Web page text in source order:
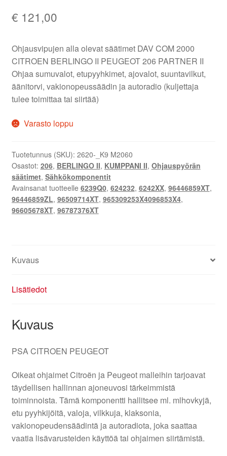
€ 121,00
Ohjausvipujen alla olevat säätimet DAV COM 2000
CITROEN BERLINGO II PEUGEOT 206 PARTNER II
Ohjaa sumuvalot, etupyyhkimet, ajovalot, suuntavilkut,
äänitorvi, vakionopeussäädin ja autoradio (kuljettaja
tulee toimittaa tai siirtää)
Varasto loppu
Tuotetunnus (SKU): 2620-_K9 M2060
Osastot: 206, BERLINGO II, KUMPPANI II, Ohjauspyörän
säätimet, Sähkökomponentit
Avainsanat tuotteelle 6239Q0, 624232, 6242XX, 96446859XT,
96446859ZL, 96509714XT, 965309253X4096853X4,
96605678XT, 96787376XT
Kuvaus
Lisätiedot
Kuvaus
PSA CITROEN PEUGEOT
Oikeat ohjaimet Citroën ja Peugeot malleihin tarjoavat
täydellisen hallinnan ajoneuvosi tärkeimmistä
toiminnoista. Tämä komponentti hallitsee ml. mlhovkyjä,
etu pyyhkijöitä, valoja, vilkkuja, klaksonia,
vakionopeudensäädintä ja autoradiota, joka saattaa
vaatia lisävarusteiden käyttöä tai ohjaimen siirtämistä.